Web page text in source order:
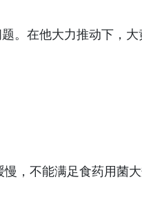
。在他大力推动下，
，不能满足食药用菌